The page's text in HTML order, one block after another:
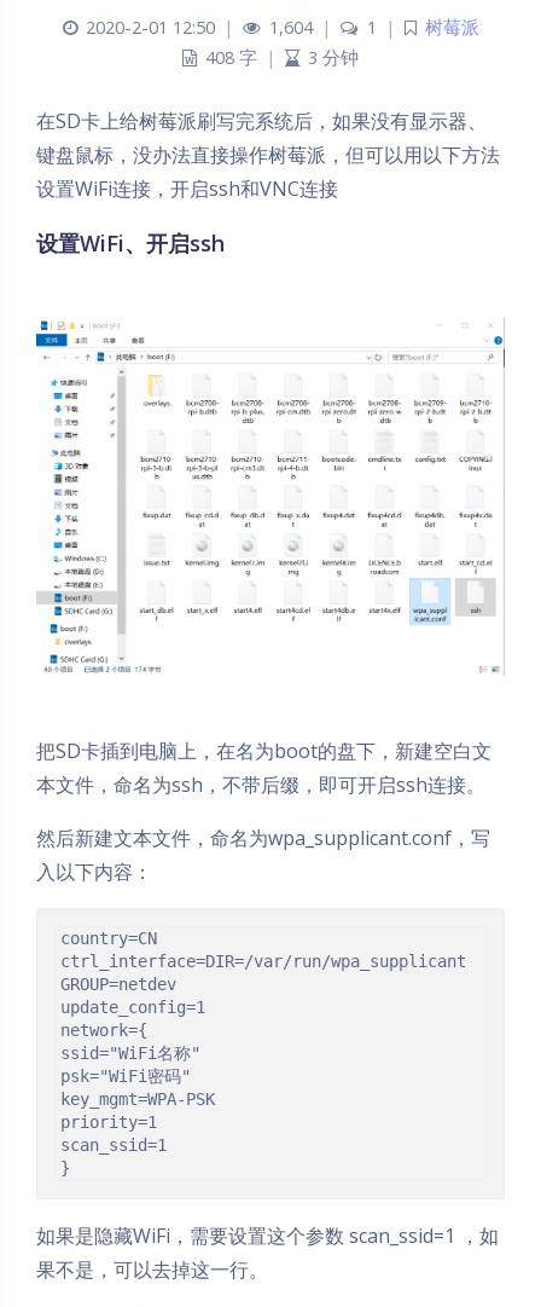
2020-2-01 12:50 | 1,604 | 1 |
树莓派
408 字 | 3 分钟
在SD卡上给树莓派刷写完系统后，如果没有显示器、
键盘鼠标，没办法直接操作树莓派，但可以用以下方法
设置WiFi连接，开启ssh和VNC连接
设置WiFi、开启ssh
把SD卡插到电脑上，在名为boot的盘下，新建空白文
本文件，命名为ssh，不带后缀，即可开启ssh连接。
然后新建文本文件，命名为wpa_supplicant.conf，写
入以下内容：
country=CN
ctrl_interface=DIR=/var/run/wpa_supplicant
GROUP=netdev
update_config=1
network={
ssid="WiFi名称"
psk="WiFi密码"
key_mgmt=WPA-PSK
priority=1
scan_ssid=1
}
如果是隐藏WiFi，需要设置这个参数 scan_ssid=1 ，如
果不是，可以去掉这一行。